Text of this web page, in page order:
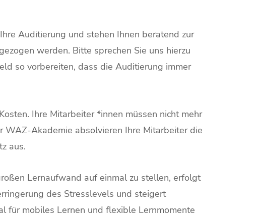
Auditierung und stehen Ihnen beratend zur
werden. Bitte sprechen Sie uns hierzu
so vorbereiten, dass die Auditierung immer
Ihre Mitarbeiter *innen müssen nicht mehr
WAZ-Akademie absolvieren Ihre Mitarbeiter die
aus.
Lernaufwand auf einmal zu stellen, erfolgt
des Stresslevels und steigert
für mobiles Lernen und flexible Lernmomente